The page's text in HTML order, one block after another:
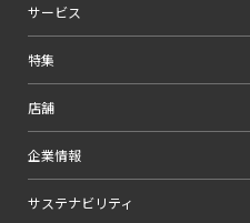
サービス
特集
店舗
企業情報
サステナビリティ